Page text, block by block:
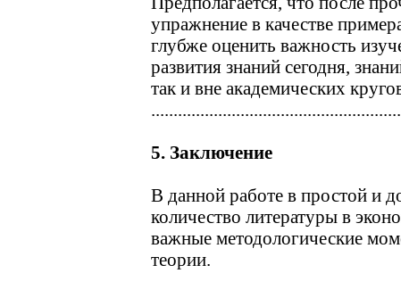
упражнение в качестве
глубже оценить важность
развития знаний сегодня,
так и вне академических
5. Заключение
В данной работе в простой и
количество литературы в
важные методологические
теории.